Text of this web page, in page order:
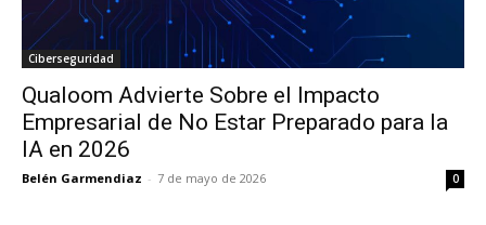
Ciberseguridad
Qualoom Advierte Sobre el Impacto
Empresarial de No Estar Preparado para la
IA en 2026
Belén Garmendiaz - 7 de mayo de 2026 0